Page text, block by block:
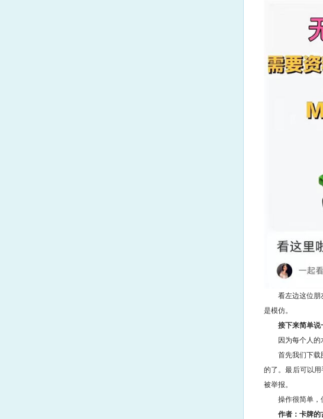
看左边这位朋
是模仿。
接下来简单说
因为每个人
首先我们下载
的了。最后可以
被举报。
操作很简单，
作者：卡牌的